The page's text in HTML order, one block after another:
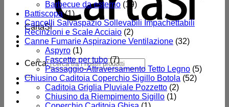
CartaSi
Cerca:
Barbecue da esterno (19)
Battiscopa (1)
Cancelli Salvaspazio Sollevabili Impachettabili
Recinzioni e Scale Acciaio (2)
Canne Fumarie Aspirazione Ventilazione (32)
Aspyro (1)
Fascette per tubo (7)
Passaggio-Attraversamento Tetto Legno (5)
Chiusino Caditoia Coperchio Sigillo Botola (52)
Caditoia Griglia Pluviale Pozzetto (2)
Chiusino da Riempimento Sigillo (1)